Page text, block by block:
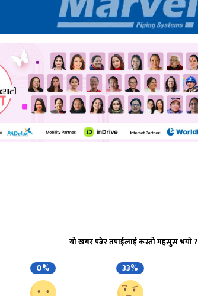
यो खबर पढेर तपाईलाई कस्तो महसुस भयो ?
0% 33%